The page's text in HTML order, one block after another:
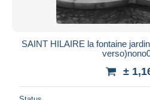
SAINT HILAIRE la fontaine
±